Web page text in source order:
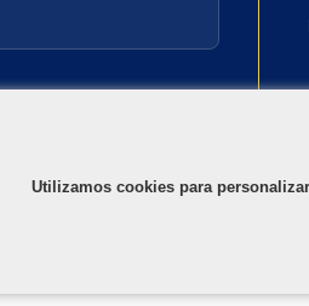
Utilizamos cookies para